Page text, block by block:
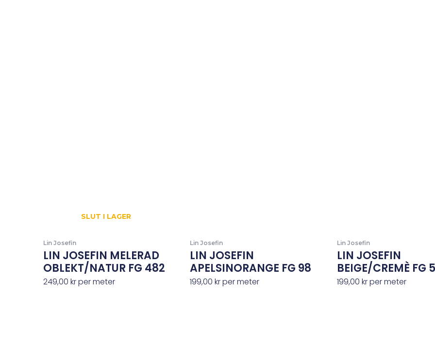
SLUT I LAGER
Lin Josefin
LIN JOSEFIN MELERAD
OBLEKT/NATUR FG 482
249,00 krper meter
Lin Josefin
LIN JOSEFIN
APELSINORANGE FG 98
199,00krper meter
Lin Josefin
LIN JOSEFIN
BEIGE/CREMÈ FG
199,00 krper meter